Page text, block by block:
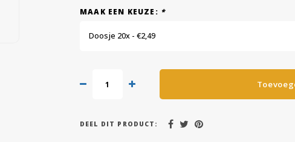
MAAK EEN KEUZE: *
Doosje 20x - €2,49
DEEL DIT PRODUCT: